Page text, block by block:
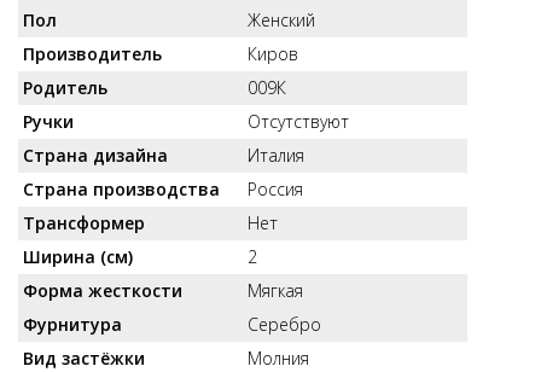
Пол
Женский
Производитель
Киров
Родитель
009К
Ручки
Отсутствуют
Страна дизайна
Италия
Страна производства
Россия
Трансформер
Нет
Ширина (см)
2
Форма жесткости
Мягкая
Фурнитура
Серебро
Вид застёжки
Молния